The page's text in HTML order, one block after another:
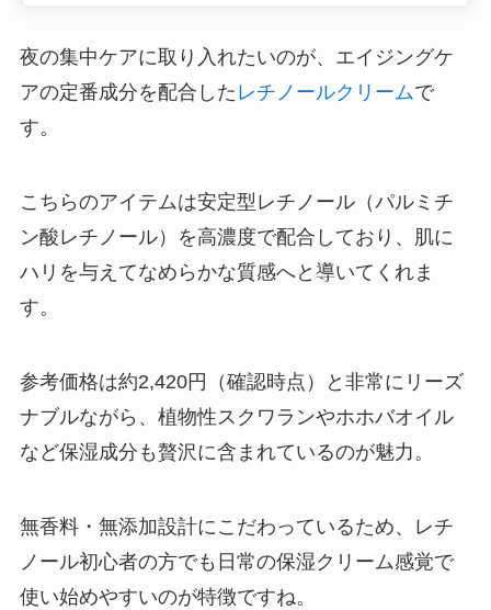
夜の集中ケアに取り入れたいのが、エイジングケ
アの定番成分を配合した レチノールクリームで
す。
こちらのアイテムは安定型レチノール（パルミチ
ン酸レチノール）を高濃度で配合しており、肌に
ハリを与えてなめらかな質感へと導いてくれま
す。
参考価格は約2,420円（確認時点）と非常にリーズ
ナブルながら、植物性スクワランやホホバオイル
など保湿成分も贅沢に含まれているのが魅力。
無香料・無添加設計にこだわっているため、レチ
ノール初心者の方でも日常の保湿クリーム感覚で
使い始めやすいのが特徴ですね。